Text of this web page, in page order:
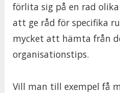
förlita sig på en rad
att ge råd för specifika
mycket att hämta från
organisationstips.
Vill man till exempel få